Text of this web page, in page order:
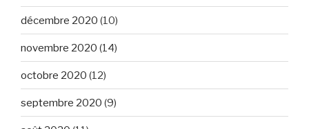
décembre 2020 (10)
novembre 2020 (14)
octobre 2020 (12)
septembre 2020 (9)